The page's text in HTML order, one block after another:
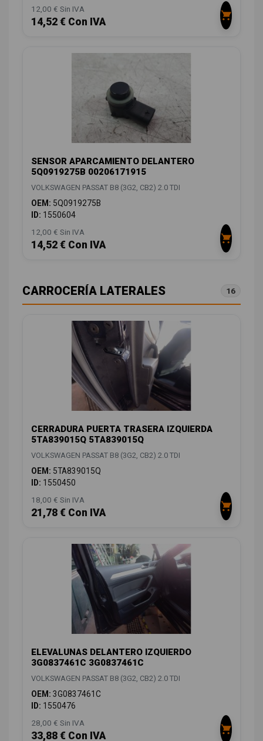
12,00 € Sin IVA
14,52 € Con IVA
SENSOR APARCAMIENTO DELANTERO
5Q0919275B 00206171915
VOLKSWAGEN PASSAT B8 (3G2, CB2) 2.0 TDI
OEM: 5Q0919275B
ID: 1550604
12,00 € Sin IVA
14,52 € Con IVA
CARROCERÍA LATERALES 16
CERRADURA PUERTA TRASERA IZQUIERDA
5TA839015Q 5TA839015Q
VOLKSWAGEN PASSAT B8 (3G2, CB2) 2.0 TDI
OEM: 5TA839015Q
ID: 1550450
18,00 € Sin IVA
21,78 € Con IVA
ELEVALUNAS DELANTERO IZQUIERDO
3G0837461C 3G0837461C
VOLKSWAGEN PASSAT B8 (3G2, CB2) 2.0 TDI
OEM: 3G0837461C
ID: 1550476
28,00 € Sin IVA
33,88 € Con IVA